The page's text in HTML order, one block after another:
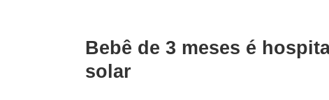
Bebê de 3 meses é
solar